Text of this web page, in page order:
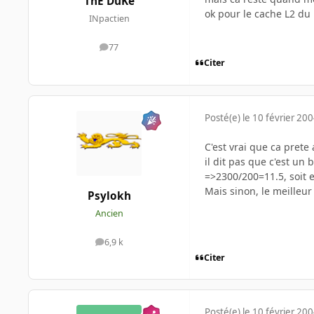
INpactien
77
messages
ok pour le cache L2
Citer
Psylokh
Ancien
6,9 k
messages
Posté(e) le 10 février
C'est vrai que ca prete
il dit pas que c'est un
=>2300/200=11.5, soit
Mais sinon, le
Citer